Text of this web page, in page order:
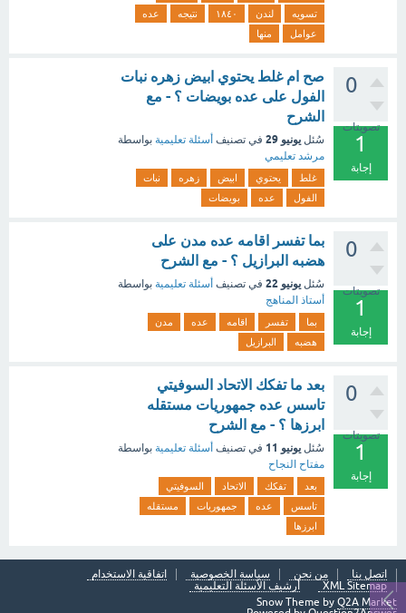
تسويه
لندن ١٨٤٠ نتيجه
عده
عوامل
منها
0
تصويتات
1
إجابة
صح ام غلط يحتوي ابيض زهره نبات
الفول على عده بويضات ؟ - مع
الشرح
سُئل يونيو 29 في تصنيف أسئلة تعليمية بواسطة
مرشد تعليمي
غلط يحتوي ابيض زهره
نبات
الفول
عده بويضات
0
تصويتات
1
إجابة
بما تفسر اقامه عده مدن على
هضبه البرازيل ؟ - مع الشرح
سُئل يونيو 22 في تصنيف أسئلة تعليمية بواسطة
أستاذ المناهج
بما تفسر اقامه عده
مدن
هضبه
البرازيل
0
تصويتات
1
إجابة
بعد ما تفكك الاتحاد السوفيتي
تاسس عده جمهوريات مستقله
ابرزها ؟ - مع الشرح
سُئل يونيو 11 في تصنيف أسئلة تعليمية بواسطة
مفتاح النجاح
بعد تفكك الاتحاد
السوفيتي
تاسس
عده جمهوريات
مستقله
ابرزها
اتصل بنا من نحن سياسة الخصوصية
اتفاقية الاستخدام
XML Sitemap
أرشيف الأسئلة التعليمية
Snow Theme by Q2A Market